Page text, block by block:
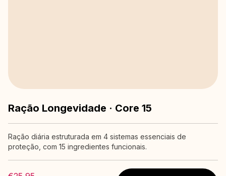
Ração Longevidade · Core 15
Ração diária estruturada em 4 sistemas essenciais de
proteção, com 15 ingredientes funcionais.